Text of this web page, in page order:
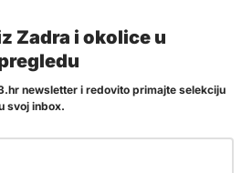
Zadra i okolice u
newsletter i redovito primajte selekciju
svoj inbox.